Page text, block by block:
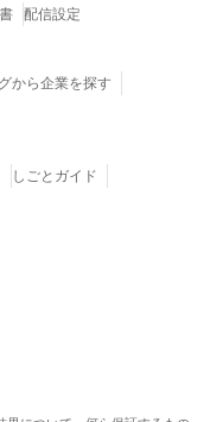
配信設定
から企業を探す
しごとガイド